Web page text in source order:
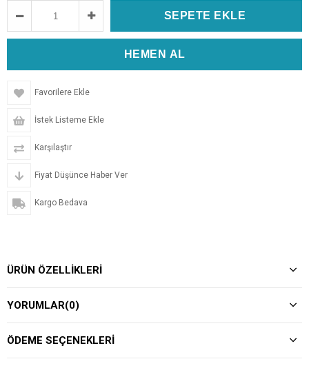
Favorilere Ekle
İstek Listeme Ekle
Karşılaştır
Fiyat Düşünce Haber Ver
Kargo Bedava
ÜRÜN ÖZELLIKLERI
YORUMLAR(0)
ÖDEME SEÇENEKLERI